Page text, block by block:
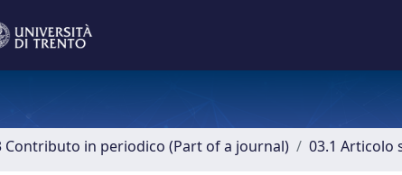
Contributo in periodico (Part of a journal) 03.1 Articolo